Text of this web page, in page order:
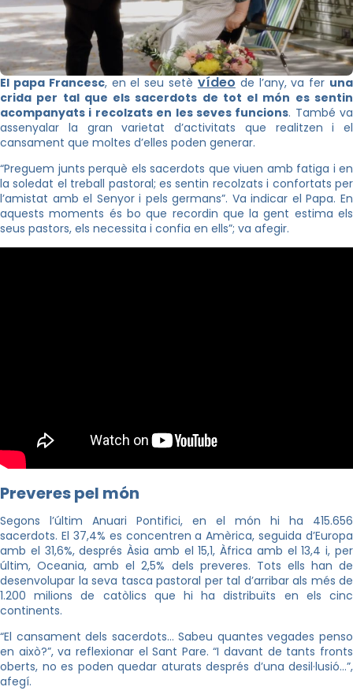
El papa Francesc, en el seu setè vídeo de l’any, va fer una
crida per tal que els sacerdots de tot el món es sentin
acompanyats i recolzats en les seves funcions. També va
assenyalar la gran varietat d’activitats que realitzen i el
cansament que moltes d’elles poden generar.
“Preguem junts perquè els sacerdots que viuen amb fatiga i en
la soledat el treball pastoral; es sentin recolzats i confortats per
l’amistat amb el Senyor i pels germans”. Va indicar el Papa. En
aquests moments és bo que recordin que la gent estima els
seus pastors, els necessita i confia en ells”; va afegir.
Preveres pel món
Segons l’últim Anuari Pontifici, en el món hi ha 415.656
sacerdots. El 37,4% es concentren a Amèrica, seguida d’Europa
amb el 31,6%, després Àsia amb el 15,1, Àfrica amb el 13,4 i, per
últim, Oceania, amb el 2,5% dels preveres. Tots ells han de
desenvolupar la seva tasca pastoral per tal d’arribar als més de
1.200 milions de catòlics que hi ha distribuïts en els cinc
continents.
“El cansament dels sacerdots… Sabeu quantes vegades penso
en això?”, va reflexionar el Sant Pare. “I davant de tants fronts
oberts, no es poden quedar aturats després d’una desil·lusió…”,
afegí.